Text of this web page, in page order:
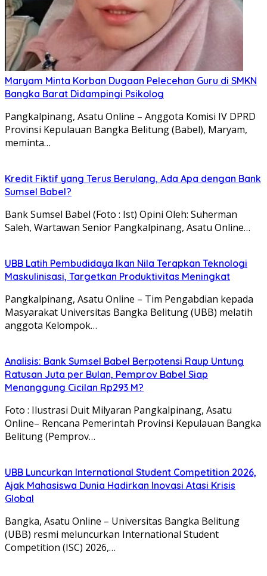
Maryam Minta Korban Dugaan Pelecehan Guru di SMKN
Bangka Barat Didampingi Psikolog
Pangkalpinang, Asatu Online – Anggota Komisi IV DPRD
Provinsi Kepulauan Bangka Belitung (Babel), Maryam,
meminta…
Kredit Fiktif yang Terus Berulang, Ada Apa dengan Bank
Sumsel Babel?
Bank Sumsel Babel (Foto : Ist) Opini Oleh: Suherman
Saleh, Wartawan Senior Pangkalpinang, Asatu Online…
UBB Latih Pembudidaya Ikan Nila Terapkan Teknologi
Maskulinisasi, Targetkan Produktivitas Meningkat
Pangkalpinang, Asatu Online – Tim Pengabdian kepada
Masyarakat Universitas Bangka Belitung (UBB) melatih
anggota Kelompok…
Analisis: Bank Sumsel Babel Berpotensi Raup Untung
Ratusan Juta per Bulan, Pemprov Babel Siap
Menanggung Cicilan Rp293 M?
Foto : Ilustrasi Duit Milyaran Pangkalpinang, Asatu
Online– Rencana Pemerintah Provinsi Kepulauan Bangka
Belitung (Pemprov…
UBB Luncurkan International Student Competition 2026,
Ajak Mahasiswa Dunia Hadirkan Inovasi Atasi Krisis
Global
Bangka, Asatu Online – Universitas Bangka Belitung
(UBB) resmi meluncurkan International Student
Competition (ISC) 2026,…